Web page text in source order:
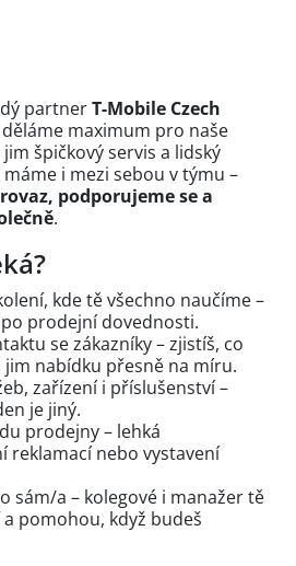
partnerT-Mobile Czech
děláme maximum pro naše
špičkový servis a lidský
i mezi sebou v týmu –
podporujeme se a
.
kde tě všechno naučíme –
prodejní dovednosti.
se zákazníky – zjistíš, co
nabídku přesně na míru.
zařízení i příslušenství –
je jiný.
prodejny – lehká
reklamací nebo vystavení
sám/a – kolegové i manažer tě
pomohou, když budeš